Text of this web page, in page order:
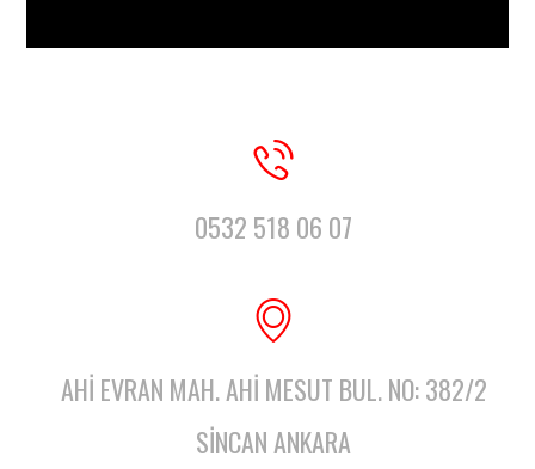
0532 518 06 07
AHI EVRAN MAH. AHI MESUT BUL. NO: 382/2
SINCAN ANKARA